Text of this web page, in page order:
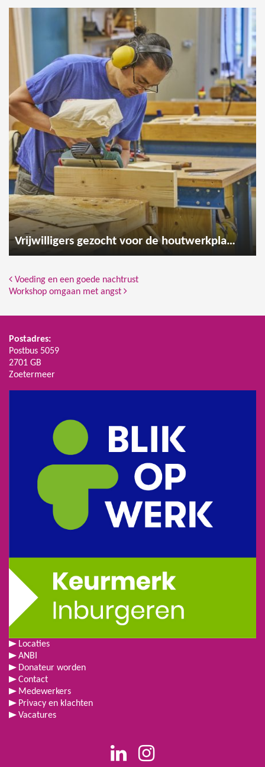
Vrijwilligers gezocht voor de houtwerkplaats
Bericht Navigatie
Voeding en een goede nachtrust
Workshop omgaan met angst
Postadres:
Postbus 5059
2701 GB
Zoetermeer
Locaties
ANBI
Donateur worden
Contact
Medewerkers
Privacy en klachten
Vacatures